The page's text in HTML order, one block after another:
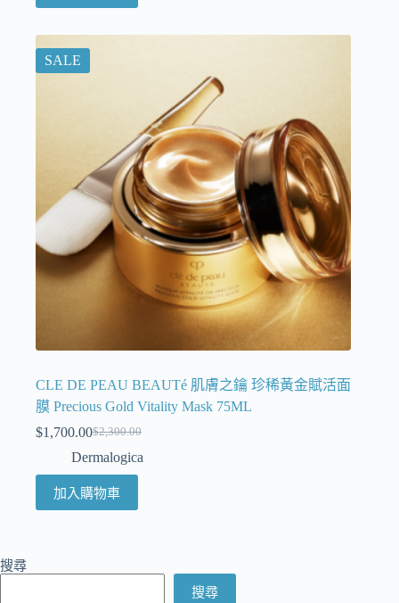
SALE
CLE DE PEAU BEAUTé 肌膚之鑰 珍稀黃金賦活面
膜 Precious Gold Vitality Mask 75ML
$2,300.00
$1,700.00
Dermalogica
加入購物車
搜尋
搜尋